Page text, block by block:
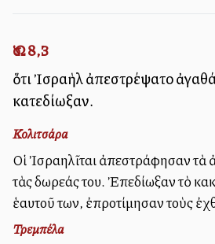
Ὡσ. 8,3
ὅτι Ἰσραὴλ ἀπεστρέψατο
κατεδίωξαν.
Κολιτσάρα
Οἱ Ἰσραηλῖται ἀπεστράφησαν τὰ
τὰς δωρεάς του. Ἐπεδίωξαν τὸ
ἑαυτοῦ των, ἐπροτίμησαν τοὺς
Τρεμπέλα